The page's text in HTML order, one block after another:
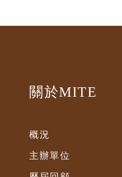
關於MITE
概況
主辦單位